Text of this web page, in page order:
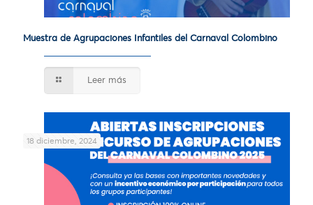
Muestra de Agrupaciones Infantiles del Carnaval Colombino
Leer más
18 diciembre, 2024